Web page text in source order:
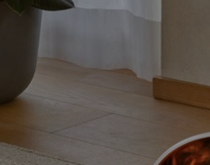
Nawilżacze powietrza
Przestrzeń publiczna
Sypialnia
Instrukcje
Newsletter
Historia
Notatki prasowe
Wentylatory
Nawilżacze powietrza